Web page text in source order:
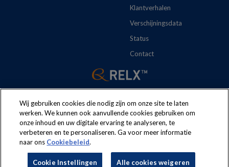
Klantverhalen
Verschijningsdata
Status
Contact
The following regulations apply to the use of this website:
and conditions
Security
Cookie Instellingen
Wij gebruiken cookies die nodig zijn om onze site te laten
werken. We kunnen ook aanvullende cookies gebruiken om
onze inhoud en uw digitale ervaring te analyseren, te
verbeteren en te personaliseren. Ga voor meer informatie
naar ons Cookiebeleid.
Cookie Instellingen Alle cookies weigeren